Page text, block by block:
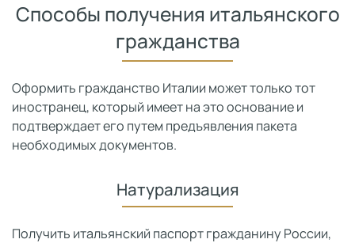
Способы получения итальянского
гражданства
Оформить гражданство Италии может только тот
иностранец, который имеет на это основание и
подтверждает его путем предъявления пакета
необходимых документов.
Натурализация
Получить итальянский паспорт гражданину России,